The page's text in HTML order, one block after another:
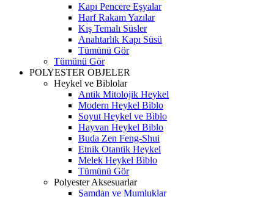
Kapı Pencere Eşyalar
Harf Rakam Yazılar
Kış Temalı Süsler
Anahtarlık Kapı Süsü
Tümünü Gör
Tümünü Gör
POLYESTER OBJELER
Heykel ve Biblolar
Antik Mitolojik Heykel
Modern Heykel Biblo
Soyut Heykel ve Biblo
Hayvan Heykel Biblo
Buda Zen Feng-Shui
Etnik Otantik Heykel
Melek Heykel Biblo
Tümünü Gör
Polyester Aksesuarlar
Şamdan ve Mumluklar